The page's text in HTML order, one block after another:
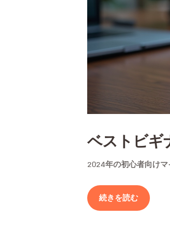
ベストビギ
2024年の初心者向け
続きを読む